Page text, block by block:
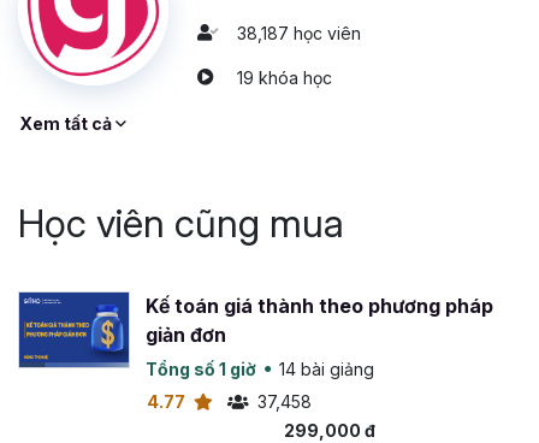
38,187 học viên
19 khóa học
Xem tất cả
Học viên cũng mua
Kế toán giá thành theo phương pháp
giản đơn
Tổng số 1 giờ
14 bài giảng
4.77
37,458
299,000 đ